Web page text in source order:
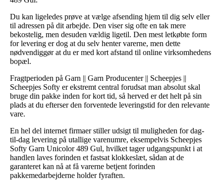
Du kan ligeledes prøve at vælge afsending hjem til dig selv eller
til adressen på dit arbejde. Den viser sig ofte en tak mere
bekostelig, men desuden vældig ligetil. Den mest letkøbte form
for levering er dog at du selv henter varerne, men dette
nødvendiggør at du er med kort afstand til online virksomhedens
bopæl.
Fragtperioden på Garn || Garn Producenter || Scheepjes ||
Scheepjes Softy er ekstremt central forudsat man absolut skal
bruge din pakke inden for kort tid, så herved er det helt på sin
plads at du efterser den forventede leveringstid for den relevante
vare.
En hel del internet firmaer stiller udsigt til muligheden for dag-
til-dag levering på utallige varenumre, eksempelvis Scheepjes
Softy Garn Unicolor 489 Gul, hvilket tager udgangspunkt i at
handlen laves forinden et fastsat klokkeslæt, sådan at de
garanteret kan nå at få varerne betjent forinden
pakkemedarbejderne holder fyraften.